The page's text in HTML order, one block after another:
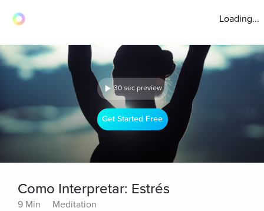
Loading...
30 sec preview
Get Started Free
Como Interpretar: Estrés
9 Min Meditation